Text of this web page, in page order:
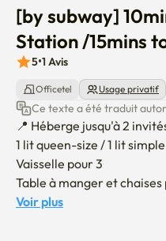
[by subway]
Station /15mins
5•1Avis
Officetel Usage privatif
Ce texte a été traduit
📍 Héberge jusqu'à 2
1 lit queen-size / 1 lit
Vaisselle pour 3
Table à manger et
pour manger ou travailler)
Voir plus